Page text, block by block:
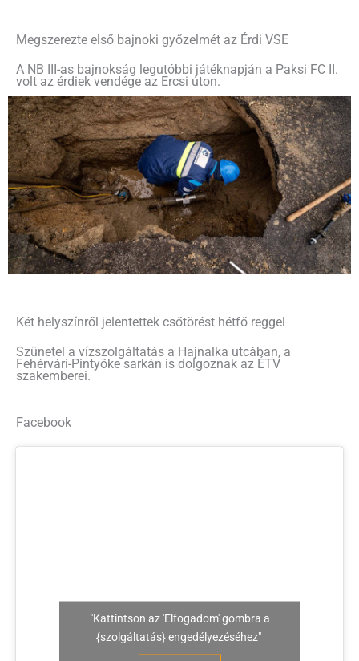
Megszerezte első bajnoki győzelmét az Érdi VSE
A NB III-as bajnokság legutóbbi játéknapján a Paksi FC II.
volt az érdiek vendége az Ercsi úton.
Két helyszínről jelentettek csőtörést hétfő reggel
Szünetel a vízszolgáltatás a Hajnalka utcában, a
Fehérvári-Pintyőke sarkán is dolgoznak az ÉTV
szakemberei.
Facebook
"Kattintson az 'Elfogadom' gombra a
{szolgáltatás} engedélyezéséhez"